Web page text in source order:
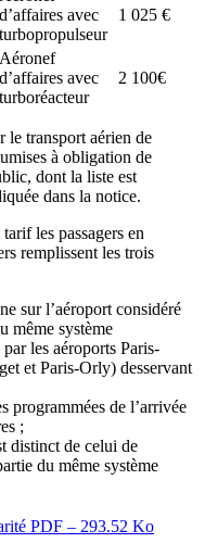
d’affaires avec
turbopropulseur
1 025 €
Aéronef
d’affaires avec
turboréacteur
2 100€
le transport aérien de
à obligation de
dont la liste est
dans la notice.
les passagers en
remplissent les trois
sur l’aéroport considéré
même système
les aéroports Paris-
et Paris-Orly) desservant
programmées de l’arrivée
;
distinct de celui de
du même système
PDF – 293.52 Ko